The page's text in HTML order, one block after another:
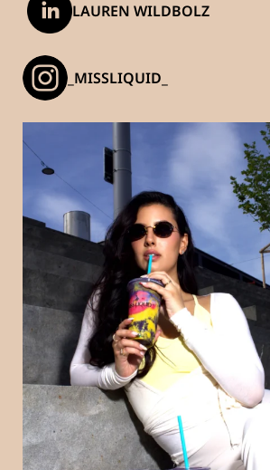
LAUREN WILDBOLZ
_MISSLIQUID_